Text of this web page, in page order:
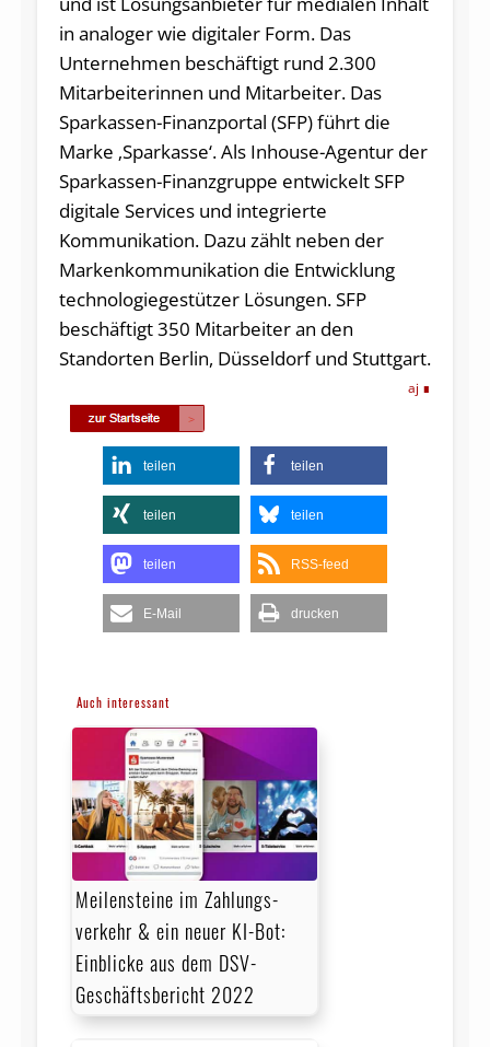
in analoger wie digitaler Form. Das
Unternehmen beschäftigt rund 2.300
Mitarbeiterinnen und Mitarbeiter. Das
Sparkassen-Finanzportal (SFP) führt die
Marke ‚Sparkasse‘. Als Inhouse-Agentur der
Sparkassen-Finanzgruppe entwickelt SFP
digitale Services und integrierte
Kommunikation. Dazu zählt neben der
Markenkommunikation die Entwicklung
technologiegestützer Lösungen. SFP
beschäftigt 350 Mitarbeiter an den
Standorten Berlin, Düsseldorf und Stuttgart.
aj
teilen teilen
teilen teilen
teilen RSS-feed
E-Mail drucken
Auch interessant
Meilensteine im Zahlungs­
verkehr & ein neuer KI-Bot:
Einblicke aus dem DSV-
Geschäftsbericht 2022